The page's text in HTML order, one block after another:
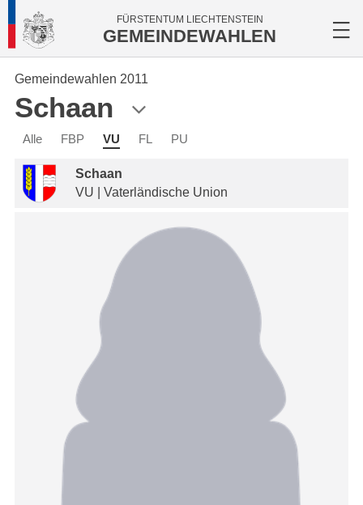
FÜRSTENTUM LIECHTENSTEIN
GEMEINDEWAHLEN
Gemeindewahlen 2011
Schaan
Alle FBP VU FL PU
Schaan
VU | Vaterländische Union